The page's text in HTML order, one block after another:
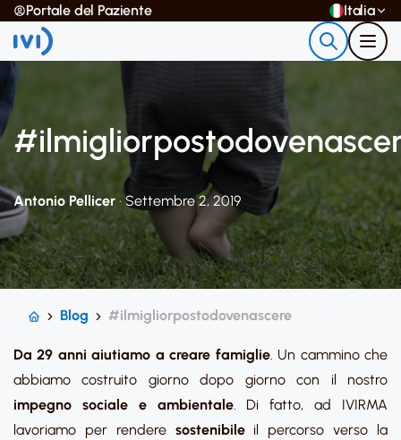
Portale del Paziente Italia
Antonio Pellicer · Settembre 2, 2019
Blog #ilmigliorpostodovenascere
Da 29 anni aiutiamo a creare famiglie. Un cammino che
abbiamo costruito giorno dopo giorno con il nostro
impegno sociale e ambientale. Di fatto, ad IVIRMA
lavoriamo per rendere sostenibileil percorso verso la